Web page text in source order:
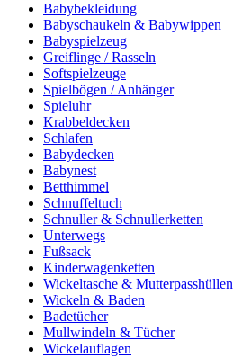
Babybekleidung
Babyschaukeln & Babywippen
Babyspielzeug
Greiflinge / Rasseln
Softspielzeuge
Spielbögen / Anhänger
Spieluhr
Krabbeldecken
Schlafen
Babydecken
Babynest
Betthimmel
Schnuffeltuch
Schnuller & Schnullerketten
Unterwegs
Fußsack
Kinderwagenketten
Wickeltasche & Mutterpasshüllen
Wickeln & Baden
Badetücher
Mullwindeln & Tücher
Wickelauflagen